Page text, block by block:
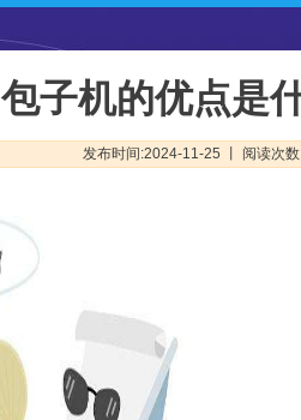
包子机的优点是
发布时间:2024-11-25 丨 阅读次